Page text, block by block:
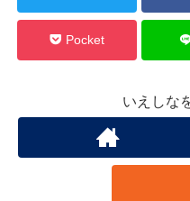
Pocket
いえしな